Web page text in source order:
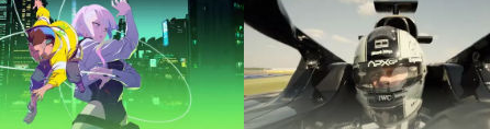
Manusförfattare och
oroade, studion försäkrar: AI
stödverktyg.